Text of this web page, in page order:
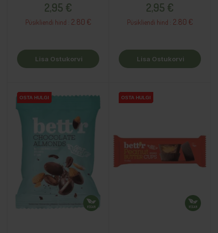
2,95 €
Püsikliendi hind : 2.80 €
Lisa Ostukorvi
2,95 €
Püsikliendi hind : 2.80 €
Lisa Ostukorvi
OSTA HULGI
OSTA HULGI
OSTA HULGI OSTA HULGI
OSTA HULGI
OSTA HULGI